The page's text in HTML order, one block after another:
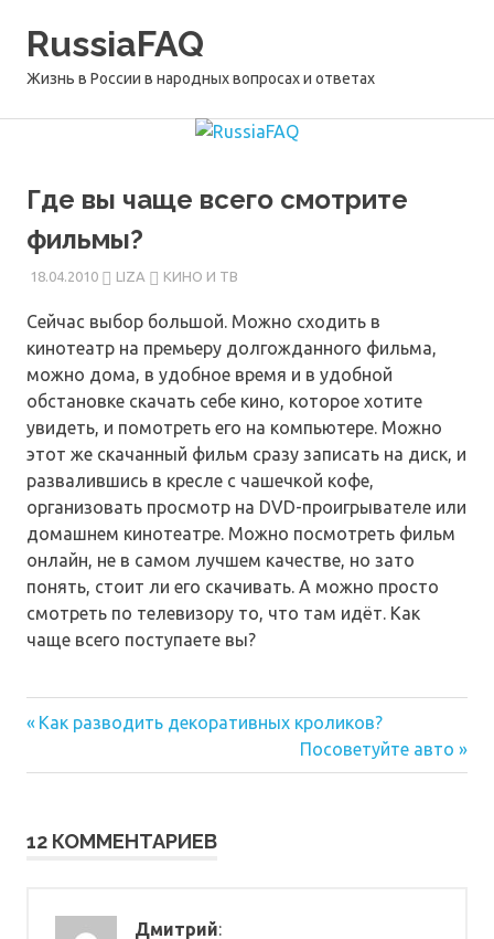
RussiaFAQ
Жизнь в России в народных вопросах и ответах
Где вы чаще всего смотрите
фильмы?
18.04.2010 LIZA КИНО И ТВ
Сейчас выбор большой. Можно сходить в
кинотеатр на премьеру долгожданного фильма,
можно дома, в удобное время и в удобной
обстановке скачать себе кино, которое хотите
увидеть, и помотреть его на компьютере. Можно
этот же скачанный фильм сразу записать на диск, и
развалившись в кресле с чашечкой кофе,
организовать просмотр на DVD-проигрывателе или
домашнем кинотеатре. Можно посмотреть фильм
онлайн, не в самом лучшем качестве, но зато
понять, стоит ли его скачивать. А можно просто
смотреть по телевизору то, что там идёт. Как
чаще всего поступаете вы?
Навигация
по
Предыдущая
Как разводить декоративных кроликов?
Следующая
запись:
Посоветуйте авто
12 КОММЕНТАРИЕВ
Дмитрий: